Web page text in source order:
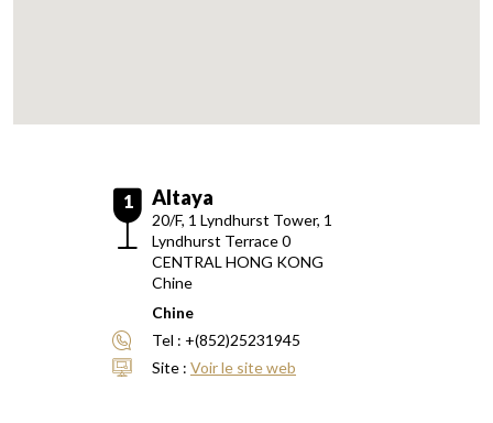
1 Altaya
20/F, 1 Lyndhurst Tower, 1
Lyndhurst Terrace 0
CENTRAL HONG KONG
Chine
Chine
Tel : +(852)25231945
Site : Voir le site web